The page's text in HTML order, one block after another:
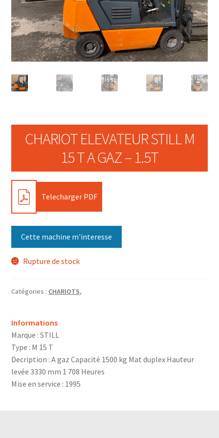
CHARIOT ELEVATEUR STILL M
15 T A GAZ – 1.5T
PDF Telecharger PDF
Cette machine m'interesse
Rupture de stock
Catégories : CHARIOTS,
Informations
Marque : STILL
Type : M 15 T
Decription : A gaz Capacité 1500 kg Mat duplex Hauteur
levée 3330 mm 1 708 Heures
Mise en service : 1995